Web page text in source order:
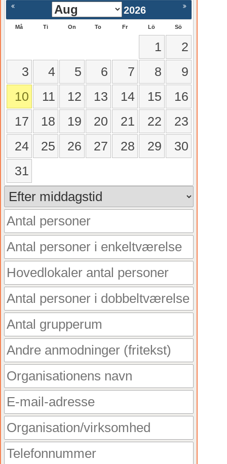
Nästa >
2026
Må Ti On To Fr Lö Sö
1
2
3
4 5 6 7 8
9
10
11 12 13 14 15
16
17
18 19 20 21 22
23
24
25 26 27 28 29
30
31